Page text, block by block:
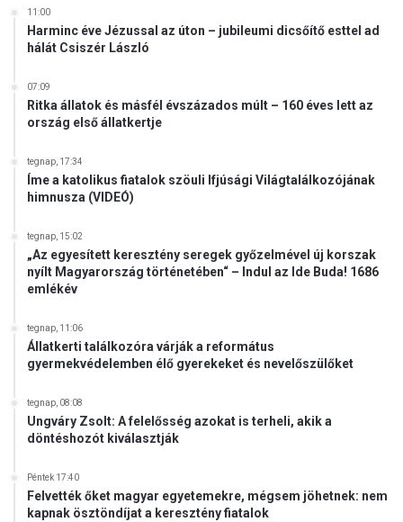
11:00
Harminc éve Jézussal az úton – jubileumi dicsőítő esttel ad
hálát Csiszér László
07:09
Ritka állatok és másfél évszázados múlt – 160 éves lett az
ország első állatkertje
tegnap, 17:34
Íme a katolikus fiatalok szöuli Ifjúsági Világtalálkozójának
himnusza (VIDEÓ)
tegnap, 15:02
„Az egyesített keresztény seregek győzelmével új korszak
nyílt Magyarország történetében“ – Indul az Ide Buda! 1686
emlékév
tegnap, 11:06
Állatkerti találkozóra várják a református
gyermekvédelemben élő gyerekeket és nevelőszülőket
tegnap, 08:08
Ungváry Zsolt: A felelősség azokat is terheli, akik a
döntéshozót kiválasztják
Péntek 17:40
Felvették őket magyar egyetemekre, mégsem jöhetnek: nem
kapnak ösztöndíjat a keresztény fiatalok